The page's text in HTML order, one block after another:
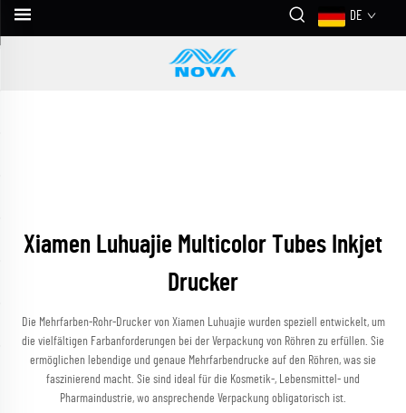
DE
Xiamen Luhuajie Multicolor Tubes Inkjet
Drucker
Die Mehrfarben-Rohr-Drucker von Xiamen Luhuajie wurden speziell entwickelt, um
die vielfältigen Farbanforderungen bei der Verpackung von Röhren zu erfüllen. Sie
ermöglichen lebendige und genaue Mehrfarbendrucke auf den Röhren, was sie
faszinierend macht. Sie sind ideal für die Kosmetik-, Lebensmittel- und
Pharmaindustrie, wo ansprechende Verpackung obligatorisch ist.